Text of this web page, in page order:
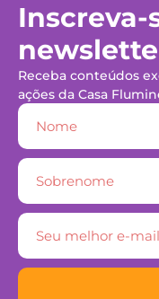
Inscreva-
Receba conteúdos
ações da Casa